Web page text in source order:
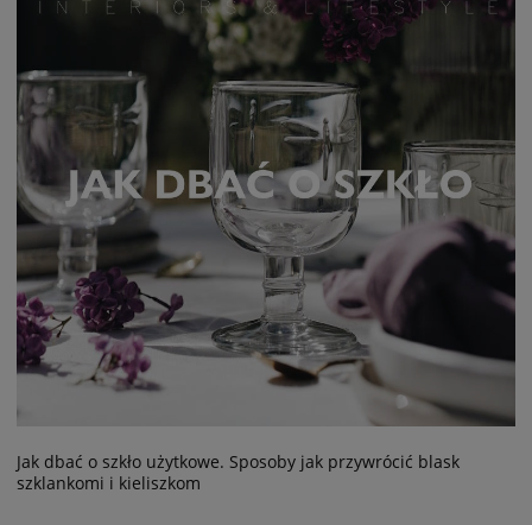
Jak dbać o szkło użytkowe. Sposoby jak przywrócić blask
szklankomi i kieliszkom